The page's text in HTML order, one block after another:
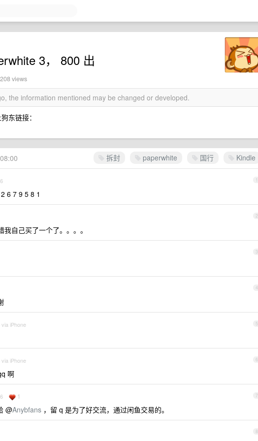
3， 800 出
views
the information mentioned may be changed or developed.
东链接：
拆封 paperwhite 国行 Kindle
1
6 7 9 5 8 1
2
我自己买了一个了。。。。
3
4
5
iPhone
6
iPhone
啊
7
1
@Anybfans ，留 q 是为了好交流，通过闲鱼交易的。
8